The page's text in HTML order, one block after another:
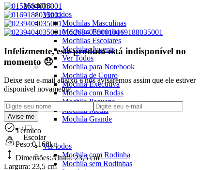
Mochilas
Ver todos
Mochilas Masculinas
Mochilas Femininas
Mochilas Escolares
Mochilas Juvenis
Ver Todos
Mochila para Notebook
Mochila de Couro
Mochila Executiva
Mochila com Rodas
Mochila Pequena
Mochila Média
Mochila Grande
Escolar
Ver todos
Mochila com Rodinha
Mochila sem Rodinhas
Infelizmente, este produto está indisponível no
momento 😞
Deixe seu e-mail abaixo e nós avisaremos assim que ele estiver
disponível novamente.
Avise-me
Térmico
Peso:0,160kg
Dimensões:Altura: 23,5 cm
Largura: 23,5 cm